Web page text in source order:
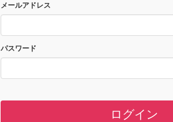
メールアドレス
パスワード
ログイン